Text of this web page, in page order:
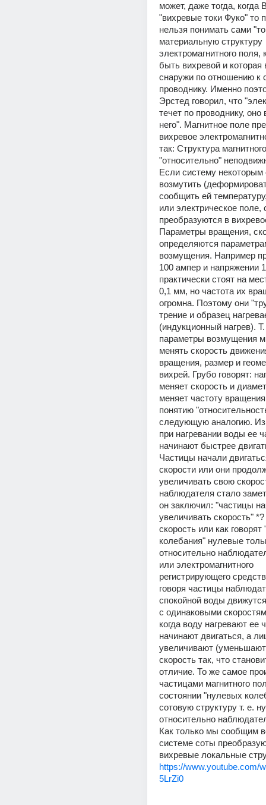
может, даже тогда, когда
"вихревые токи Фуко" то
нельзя понимать сами
материальную структуру
электромагнитного поля,
быть вихревой и которая
снаружи по отношению к
проводнику. Именно
Эрстед говорил, что
течет по проводнику, оно
него". Магнитное поле
вихревое
так: Структура
"относительно"
Если систему некоторым
возмутить
сообщить ей
или электрическое поле,
преобразуются в
Параметры вращения,
определяются
возмущения. Например
100 ампер и напряжении
практически стоят на
0,1 мм, но частота их
огромна. Поэтому они
трение и образец
(индукционный нагрев).
параметры возмущения
менять скорость
вращения, размер и
вихрей. Грубо говорят:
меняет скорость и
меняет частоту
понятию
следующую аналогию.
при нагревании воды ее
начинают быстрее
Частицы начали
скорости или они
увеличивать свою
наблюдателя стало
он заключил: "частицы
увеличивать скорость"
скорость или как
колебания" нулевые
относительно
или электромагнитного
регистрирующего
говоря частицы
спокойной воды
с одинаковыми
когда воду нагревают ее
начинают двигаться, а
увеличивают
скорость так, что
отличие. То же самое
частицами магнитного
состоянии "нулевых
сотовую структуру т. е.
относительно
Как только мы сообщим
системе соты
вихревые локальные
https://www.youtube.com/
5LrZi0